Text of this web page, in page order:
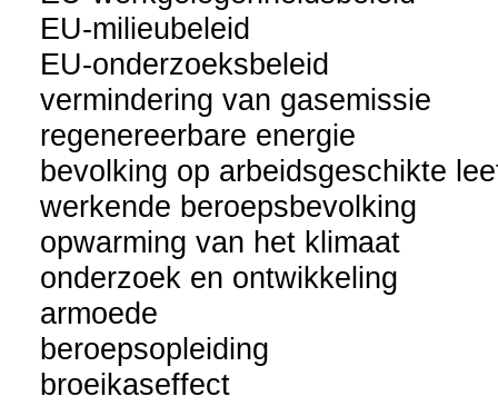
EU-milieubeleid
EU-onderzoeksbeleid
vermindering van gasemissie
regenereerbare energie
bevolking op arbeidsgeschikte
werkende beroepsbevolking
opwarming van het klimaat
onderzoek en ontwikkeling
armoede
beroepsopleiding
broeikaseffect